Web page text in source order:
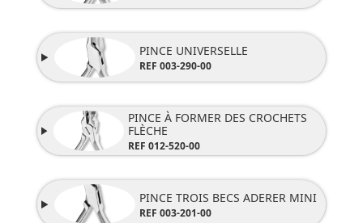
PINCE UNIVERSELLE
REF 003-290-00
PINCE À FORMER DES CROCHETS
FLÈCHE
REF 012-520-00
PINCE TROIS BECS ADERER MINI
REF 003-201-00